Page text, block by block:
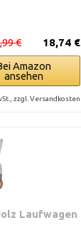
18,74 €
€
Amazon
ansehen
zzgl. Versandkosten
Laufwagen